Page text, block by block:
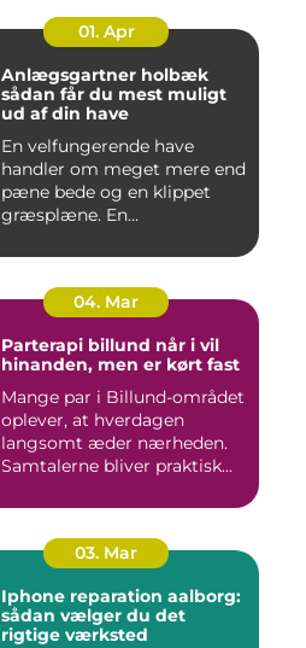
01. Apr
Anlægsgartner holbæk
sådan får du mest muligt
ud af din have
En velfungerende have
handler om meget mere end
pæne bede og en klippet
græsplæne. En
04. Mar
Parterapi billund når i vil
hinanden, men er kørt fast
Mange par i Billund-området
oplever, at hverdagen
langsomt æder nærheden.
Samtalerne bliver praktisk...
03. Mar
Iphone reparation aalborg:
sådan vælger du det
rigtige værksted